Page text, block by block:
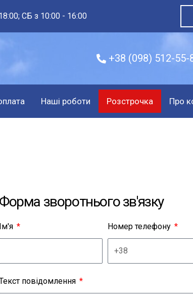
СБ з 10:00 - 16:00
+38 (098) 512-55-
Наші роботи Розстрочка Про
Форма зворотнього зв'язку
Ім'я Номер телефону
повідомлення